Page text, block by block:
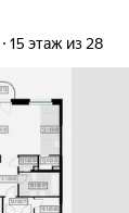
15 этаж из 28